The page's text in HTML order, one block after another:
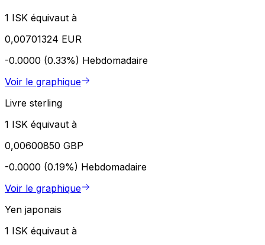
1 ISK équivaut à
0,00701324 EUR
-0.0000 (0.33%) Hebdomadaire
Voir le graphique
Livre sterling
1 ISK équivaut à
0,00600850 GBP
-0.0000 (0.19%) Hebdomadaire
Voir le graphique
Yen japonais
1 ISK équivaut à